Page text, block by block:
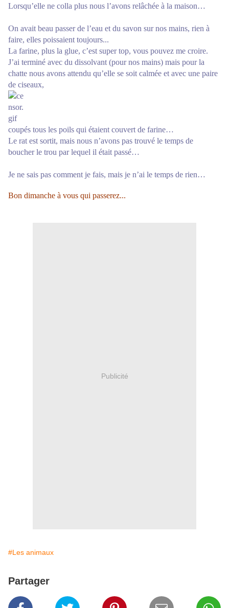
Lorsqu’elle ne colla plus nous l’avons relâchée à la maison…
On avait beau passer de l’eau et du savon sur nos mains, rien à
faire, elles poissaient toujours...
La farine, plus la glue, c’est super top, vous pouvez me croire.
J’ai terminé avec du dissolvant (pour nos mains) mais pour la
chatte nous avons attendu qu’elle se soit calmée et avec une paire
de ciseaux,
coupés tous les poils qui étaient couvert de farine…
Le rat est sortit, mais nous n’avons pas trouvé le temps de
boucher le trou par lequel il était passé…
Je ne sais pas comment je fais, mais je n’ai le temps de rien…
Bon dimanche à vous qui passerez...
Publicité
#Les animaux
Partager